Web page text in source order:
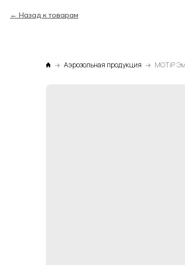
Назад к товарам
Аэрозольная продукция